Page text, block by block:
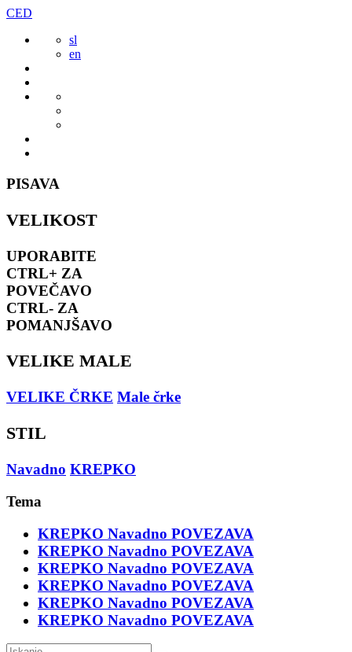
Preskoči
vsebine
CED
sl
en
PISAVA
VELIKOST
UPORABITE
CTRL+ ZA
POVEČAVO
CTRL- ZA
POMANJŠAVO
VELIKE MALE
VELIKE ČRKE Male črke
STIL
Navadno KREPKO
Tema
KREPKO Navadno POVEZAVA
KREPKO Navadno POVEZAVA
KREPKO Navadno POVEZAVA
KREPKO Navadno POVEZAVA
KREPKO Navadno POVEZAVA
KREPKO Navadno POVEZAVA